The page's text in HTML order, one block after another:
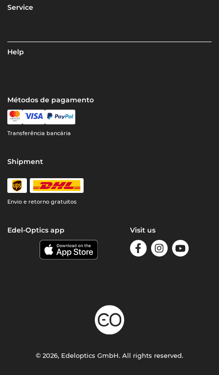
Service
Help
Métodos de pagamento
Transferência bancária
Shipment
Envio e retorno gratuitos
Edel-Optics app Visit us
© 2026, Edeloptics GmbH. All rights reserved.